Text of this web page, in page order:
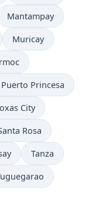
Mantampay
Muricay
Puerto Princesa
City
Rosa
Tanza